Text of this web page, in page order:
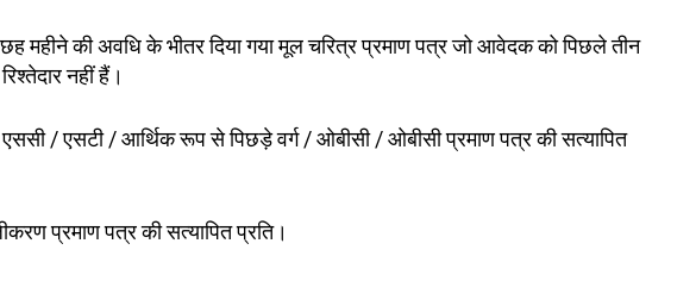
छह महीने की अवधि के भीतर दिया गया मूल चरित्र प्रमाण पत्र जो आवेदक को पिछले तीन
नहीं हैं।
एससी / एसटी / आर्थिक रूप से पिछड़े वर्ग / ओबीसी / ओबीसी प्रमाण पत्र की सत्यापित
प्रमाण पत्र की सत्यापित प्रति।